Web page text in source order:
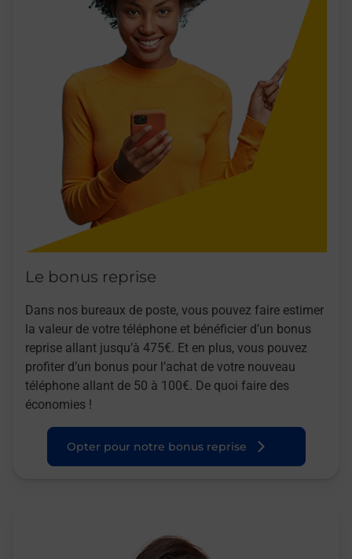
Le bonus reprise
Dans nos bureaux de poste, vous pouvez faire estimer
la valeur de votre téléphone et bénéficier d’un bonus
reprise allant jusqu’à 475€. Et en plus, vous pouvez
profiter d’un bonus pour l’achat de votre nouveau
téléphone allant de 50 à 100€. De quoi faire des
économies !
Opter pour notre bonus reprise